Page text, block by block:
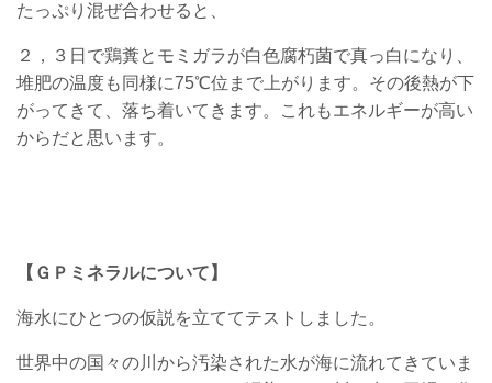
たっぷり混ぜ合わせると、
２，３日で鶏糞とモミガラが白色腐朽菌で真っ白になり、
堆肥の温度も同様に75℃位まで上がります。その後熱が下
がってきて、落ち着いてきます。これもエネルギーが高い
からだと思います。
【ＧＰミネラルについて】
海水にひとつの仮説を立ててテストしました。
世界中の国々の川から汚染された水が海に流れてきていま